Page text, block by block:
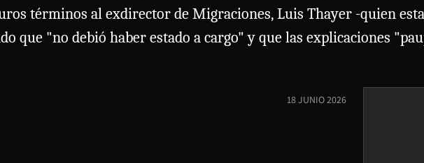
términos al exdirector de Migraciones, Luis Thayer -quien
que "no debió haber estado a cargo" y que las explicaciones
18 JUNIO 2026